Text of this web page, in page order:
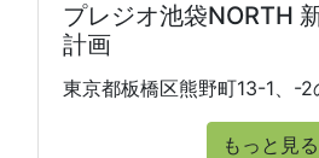
プレジオ池袋NORTH
計画
東京都板橋区熊野町13-1、-2
もっと見る